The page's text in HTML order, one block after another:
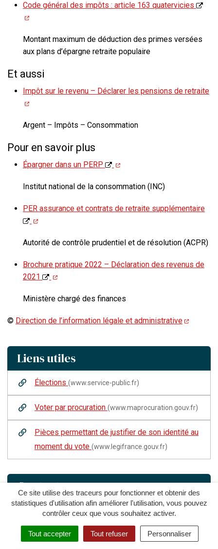
Ce site utilise des traceurs pour fonctionner et obtenir des
statistiques d'utilisation afin améliorer l'utilisation, vous pouvez
contrôler ceux que vous souhaitez activer.
Tout accepter Tout refuser Personnaliser
Code général des impôts : article 163 quatervicies
Montant maximum de déduction des primes versées
aux plans d’épargne retraite populaire
Et aussi
Impôt sur le revenu – Déclarer les pensions de retraite
Argent – Impôts – Consommation
Pour en savoir plus
Épargner dans un PERP
Institut national de la consommation (INC)
PER assurance et contrats de retraite supplémentaire
Autorité de contrôle prudentiel et de résolution (ACPR)
Brochure pratique 2022 – Déclaration des revenus de
2021
Ministère chargé des finances
© Direction de l’information légale et administrative
Liens utiles
Élections (www.service-public.fr)
Voter par procuration (www.maprocuration.gouv.fr)
Pièces permettant de justifier de son identité au
moment du vote (www.legifrance.gouv.fr)
Contact
Service Etat civil
Service Etat civil - Hôtel de Ville de